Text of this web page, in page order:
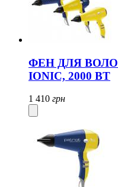
ФЕН ДЛЯ
IONIC, 2000 ВТ
1 410 грн